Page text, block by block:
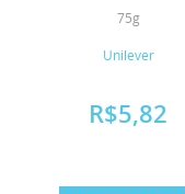
75g
Unilever
R$5,82